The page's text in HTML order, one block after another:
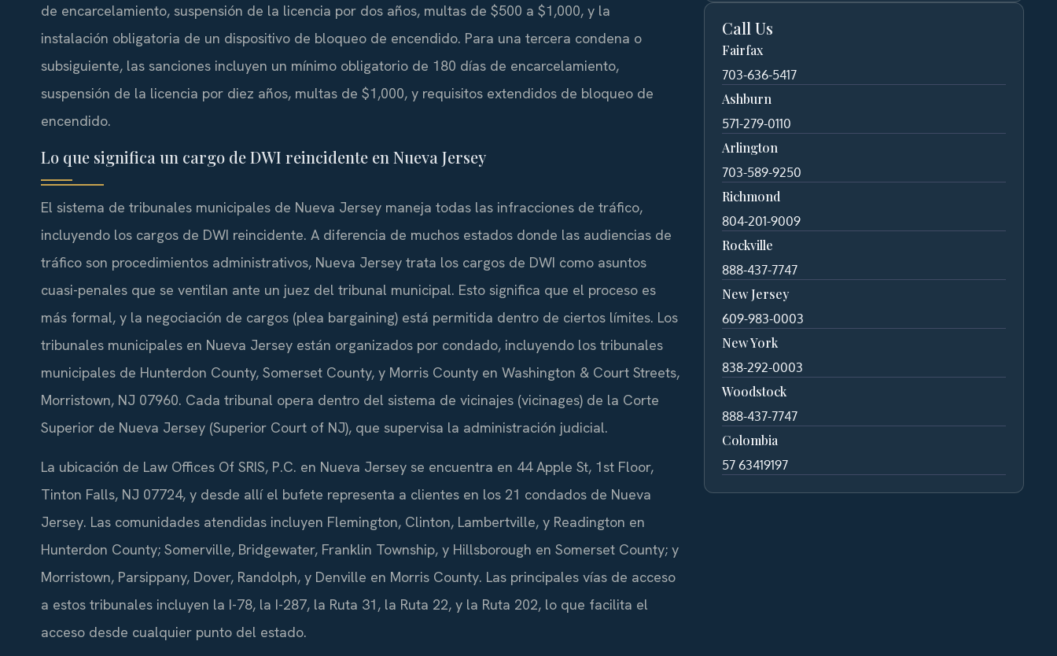
de encarcelamiento, suspensión de la licencia por dos años, multas de $500 a $1,000, y la
instalación obligatoria de un dispositivo de bloqueo de encendido. Para una tercera condena o
subsiguiente, las sanciones incluyen un mínimo obligatorio de 180 días de encarcelamiento,
suspensión de la licencia por diez años, multas de $1,000, y requisitos extendidos de bloqueo de
encendido.
Lo que significa un cargo de DWI reincidente en Nueva Jersey
El sistema de tribunales municipales de Nueva Jersey maneja todas las infracciones de tráfico,
incluyendo los cargos de DWI reincidente. A diferencia de muchos estados donde las audiencias de
tráfico son procedimientos administrativos, Nueva Jersey trata los cargos de DWI como asuntos
cuasi-penales que se ventilan ante un juez del tribunal municipal. Esto significa que el proceso es
más formal, y la negociación de cargos (plea bargaining) está permitida dentro de ciertos límites. Los
tribunales municipales en Nueva Jersey están organizados por condado, incluyendo los tribunales
municipales de Hunterdon County, Somerset County, y Morris County en Washington & Court Streets,
Morristown, NJ 07960. Cada tribunal opera dentro del sistema de vicinajes (vicinages) de la Corte
Superior de Nueva Jersey (Superior Court of NJ), que supervisa la administración judicial.
La ubicación de Law Offices Of SRIS, P.C. en Nueva Jersey se encuentra en 44 Apple St, 1st Floor,
Tinton Falls, NJ 07724, y desde allí el bufete representa a clientes en los 21 condados de Nueva
Jersey. Las comunidades atendidas incluyen Flemington, Clinton, Lambertville, y Readington en
Hunterdon County; Somerville, Bridgewater, Franklin Township, y Hillsborough en Somerset County; y
Morristown, Parsippany, Dover, Randolph, y Denville en Morris County. Las principales vías de acceso
a estos tribunales incluyen la I-78, la I-287, la Ruta 31, la Ruta 22, y la Ruta 202, lo que facilita el
acceso desde cualquier punto del estado.
Call Us
Fairfax
703-636-5417
Ashburn
571-279-0110
Arlington
703-589-9250
Richmond
804-201-9009
Rockville
888-437-7747
New Jersey
609-983-0003
New York
838-292-0003
Woodstock
888-437-7747
Colombia
57 63419197